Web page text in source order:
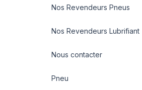
Nos Revendeurs Pneus
Nos Revendeurs Lubrifiant
Nous contacter
Pneu